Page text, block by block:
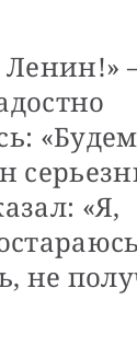
Ленин!»
«Я,
не